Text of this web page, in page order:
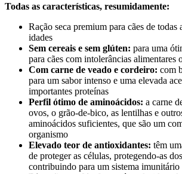
Todas as características, resumidamente:
Ração seca premium para cães de todas
idades
Sem cereais e sem glúten: para uma
para cães com intolerâncias alimentares
Com carne de veado e cordeiro: com
para um sabor intenso e uma elevada
importantes proteínas
Perfil ótimo de aminoácidos: a carne
ovos, o grão-de-bico, as lentilhas e
aminoácidos suficientes, que são um
organismo
Elevado teor de antioxidantes: têm
de proteger as células, protegendo-as
contribuindo para um sistema imunitário